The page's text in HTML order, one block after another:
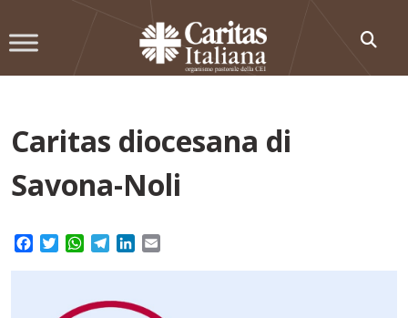
to
Caritas diocesana di
Savona-Noli
Facebook
TwitterWhatsApp
TelegramLinkedIn